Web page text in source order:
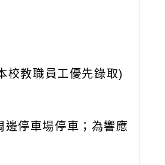
校教職員工優先錄取)
停車場停車；為響應